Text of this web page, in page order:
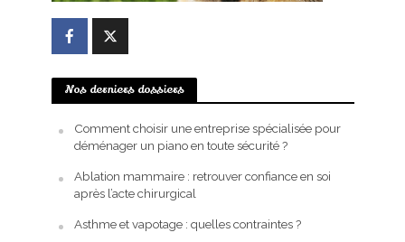
Nos derniers dossiers
Comment choisir une entreprise spécialisée pour
déménager un piano en toute sécurité ?
Ablation mammaire : retrouver confiance en soi
après l’acte chirurgical
Asthme et vapotage : quelles contraintes ?